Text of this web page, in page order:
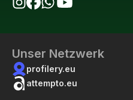
Unser Netzwerk
profilery.eu
attempto.eu